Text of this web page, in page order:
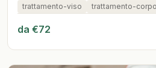
trattamento-viso trattamento-corpo
da €72